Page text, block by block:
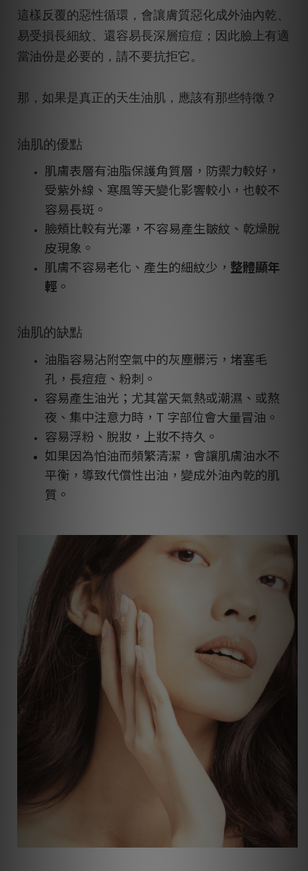
這樣反覆的惡性循環，會讓膚質惡化成外油內乾、
易受損長細紋、還容易長深層痘痘；因此臉上有適
當油份是必要的，請不要抗拒它。
那，如果是真正的天生油肌，應該有那些特徵？
油肌的優點
肌膚表層有油脂保護角質層，防禦力較好，
受紫外線、寒風等天變化影響較小，也較不
容易長斑。
臉頰比較有光澤，不容易產生皺紋、乾燥脫
皮現象。
肌膚不容易老化、產生的細紋少， 整體顯年
輕 。
油肌的缺點
油脂容易沾附空氣中的灰塵髒污，堵塞毛
孔，長痘痘、粉刺。
容易產生油光；尤其當天氣熱或潮濕、或熬
夜、集中注意力時，T 字部位會大量冒油。
容易浮粉、脫妝，上妝不持久。
如果因為怕油而頻繁清潔，會讓肌膚油水不
平衡，導致代償性出油，變成外油內乾的肌
質。